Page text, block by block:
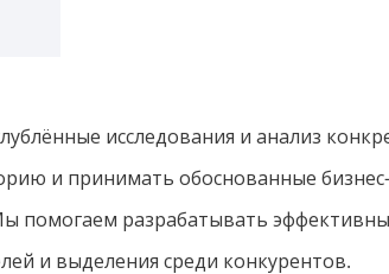
исследования и анализ
и принимать обоснованные
помогаем разрабатывать
и выделения среди конкурентов.